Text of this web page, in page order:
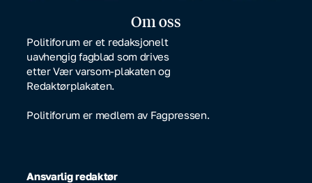
Om oss
Politiforum er et redaksjonelt
uavhengig fagblad som drives
etter Vær varsom-plakaten og
Redaktørplakaten.
Politiforum er medlem av Fagpressen.
Ansvarlig redaktør